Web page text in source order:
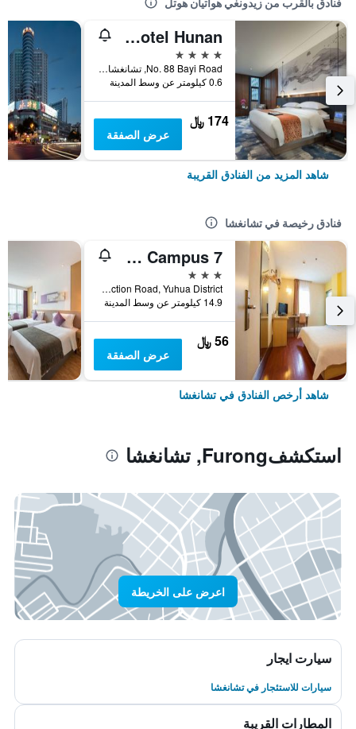
فنادق بالقرب من زيدونغي هواتيان هوتل
Forum Hotel Hunan
4 نجوم
No. 88 Bayi Road, تشانغشا, الصين
0.6 كيلومتر عن وسط المدينة
174 ﷼
عرض الصفقة
شاهد المزيد من الفنادق القريبة
فنادق رخيصة في تشانغشا
7 Days Premium Changsha Environmental Science Park Yuntang Campus
3 نجوم
No. 17 East Environmental Protection Road, Yuhua District, تشانغشا, الصين
14.9 كيلومتر عن وسط المدينة
56 ﷼
عرض الصفقة
شاهد أرخص الفنادق في تشانغشا
استكشفFurong, تشانغشا
اعرض على الخريطة
سيارت ايجار
سيارات للاستئجار في تشانغشا
المطارات القريبة